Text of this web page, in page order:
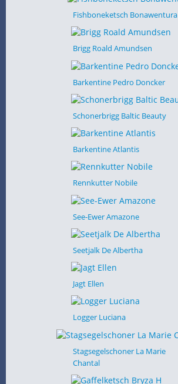
Fishboneketsch Bonawentura
Brigg Roald Amundsen
Barkentine Pedro Doncker
Schonerbrigg Baltic Beauty
Barkentine Atlantis
Rennkutter Nobile
See-Ewer Amazone
Seetjalk De Albertha
Jagt Ellen
Logger Luciana
Stagsegelschoner La Marie
Chantal